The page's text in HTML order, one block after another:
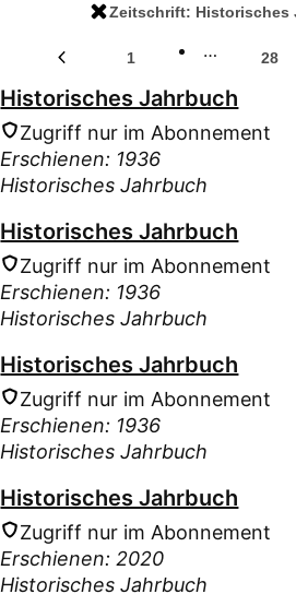
Zeitschrift: Historisches
1 … 28
Historisches Jahrbuch
Zugriff nur im Abonnement
Erschienen: 1936
Historisches Jahrbuch
Historisches Jahrbuch
Zugriff nur im Abonnement
Erschienen: 1936
Historisches Jahrbuch
Historisches Jahrbuch
Zugriff nur im Abonnement
Erschienen: 1936
Historisches Jahrbuch
Historisches Jahrbuch
Zugriff nur im Abonnement
Erschienen: 2020
Historisches Jahrbuch